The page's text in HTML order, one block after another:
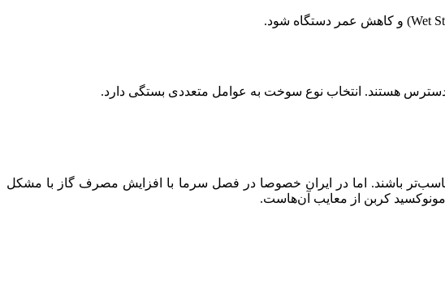
در دسترس هستند. انتخاب نوع سوخت به عوامل متعددی بستگی دارد.
باشند. اما در ایران خصوصا در فصل سرما با افزایش مصرف گاز با مشکل
مونوکسید کربن از معایب آن‌هاست.